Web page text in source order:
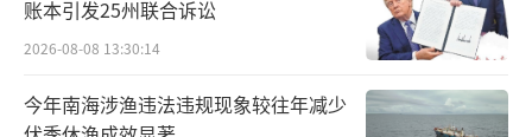
账本引发25州联合诉讼
2026-08-08 13:30:14
今年南海涉渔违法违规现象较往年减少